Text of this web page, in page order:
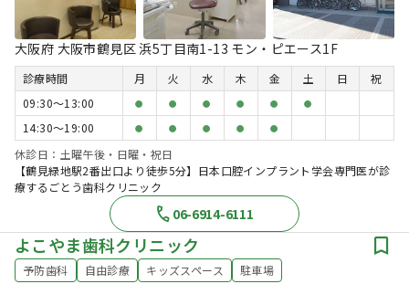
大阪府 大阪市鶴見区 浜5丁目南1-13 モン・ピエース1F
診療時間 月 火 水 木 金 土 日
祝
09:30〜13:00
● ● ● ● ● ●
14:30〜19:00 ● ● ● ● ●
休診日：土曜午後・日曜・祝日
【鶴見緑地駅2番出口より徒歩5分】日本口腔インプラント学会専門医が診
療するごとう歯科クリニック
06-6914-6111
よこやま歯科クリニック
予防歯科 自由診療 キッズスペース
駐車場